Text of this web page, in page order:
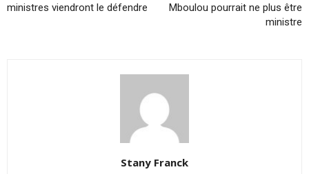
ministres viendront le défendre
Mboulou pourrait ne plus être
ministre
Stany Franck